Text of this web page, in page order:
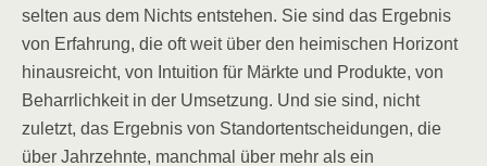
selten aus dem Nichts entstehen. Sie sind das Ergebnis
von Erfahrung, die oft weit über den heimischen Horizont
hinausreicht, von Intuition für Märkte und Produkte, von
Beharrlichkeit in der Umsetzung. Und sie sind, nicht
zuletzt, das Ergebnis von Standortentscheidungen, die
über Jahrzehnte, manchmal über mehr als ein